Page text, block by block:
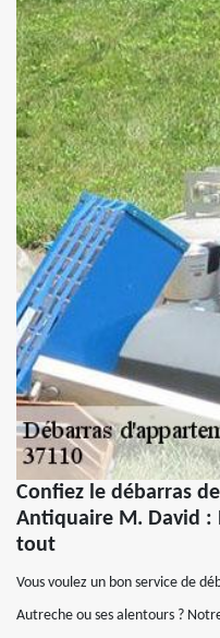
Confiez le débarras
Antiquaire M. David :
tout
Vous voulez un bon service de
Autreche ou ses alentours ?